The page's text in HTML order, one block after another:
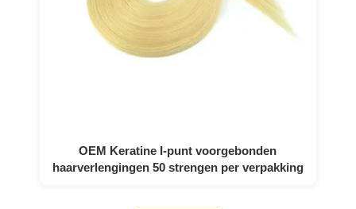
OEM Keratine I-punt voorgebonden
haarverlengingen 50 strengen per verpakking